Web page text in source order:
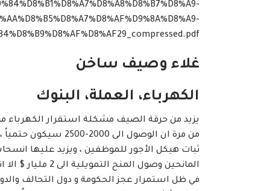
غلاء وصيف ساخن
الكهرباء، العملة، البنوك
يزيد من حرقة الصيف مشكلة استقرار الكهرباء
من مرة ان الوصول
ثبات هيكل الأجور للموظفين ، ويزيد عليها
في ظل استمرار عجز الحكومة و دول التحالف